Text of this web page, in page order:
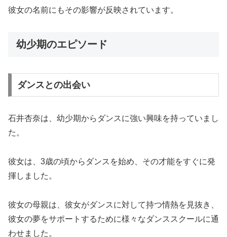
彼女の名前にもその影響が反映されています。
幼少期のエピソード
ダンスとの出会い
石井杏奈は、幼少期からダンスに強い興味を持っていまし
た。
彼女は、3歳の頃からダンスを始め、その才能をすぐに発
揮しました。
彼女の母親は、彼女がダンスに対して持つ情熱を見抜き、
彼女の夢をサポートするために様々なダンススクールに通
わせました。